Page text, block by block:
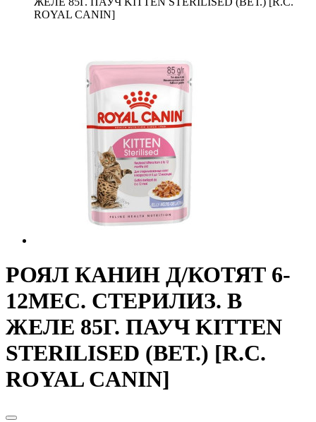
ROYAL CANIN]
РОЯЛ КАНИН Д/КОТЯТ 6-
12МЕС. СТЕРИЛИЗ. В
ЖЕЛЕ 85Г. ПАУЧ KITTEN
STERILISED (ВЕТ.) [R.C.
ROYAL CANIN]